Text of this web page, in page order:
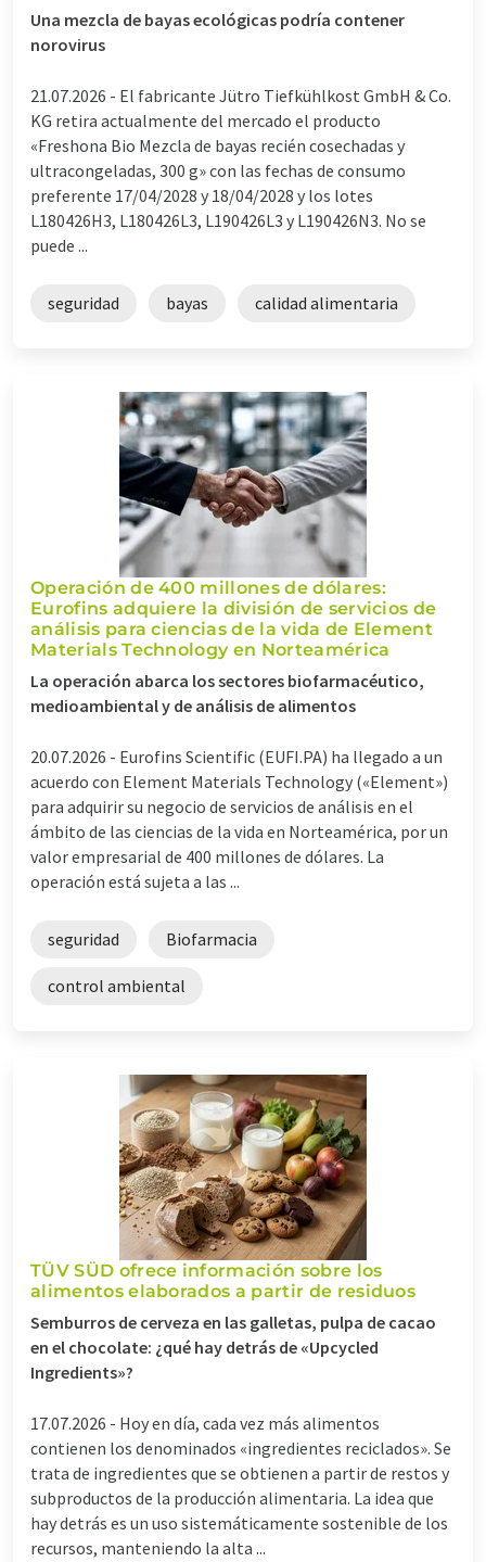
Una mezcla de bayas ecológicas podría contener
norovirus
21.07.2026 - El fabricante Jütro Tiefkühlkost GmbH & Co.
KG retira actualmente del mercado el producto
«Freshona Bio Mezcla de bayas recién cosechadas y
ultracongeladas, 300 g» con las fechas de consumo
preferente 17/04/2028 y 18/04/2028 y los lotes
L180426H3, L180426L3, L190426L3 y L190426N3. No se
puede ...
seguridad bayas calidad alimentaria
Operación de 400 millones de dólares:
Eurofins adquiere la división de servicios de
análisis para ciencias de la vida de Element
Materials Technology en Norteamérica
La operación abarca los sectores biofarmacéutico,
medioambiental y de análisis de alimentos
20.07.2026 - Eurofins Scientific (EUFI.PA) ha llegado a un
acuerdo con Element Materials Technology («Element»)
para adquirir su negocio de servicios de análisis en el
ámbito de las ciencias de la vida en Norteamérica, por un
valor empresarial de 400 millones de dólares. La
operación está sujeta a las ...
seguridad Biofarmacia
control ambiental
TÜV SÜD ofrece información sobre los
alimentos elaborados a partir de residuos
Semburros de cerveza en las galletas, pulpa de cacao
en el chocolate: ¿qué hay detrás de «Upcycled
Ingredients»?
17.07.2026 - Hoy en día, cada vez más alimentos
contienen los denominados «ingredientes reciclados». Se
trata de ingredientes que se obtienen a partir de restos y
subproductos de la producción alimentaria. La idea que
hay detrás es un uso sistemáticamente sostenible de los
recursos, manteniendo la alta ...